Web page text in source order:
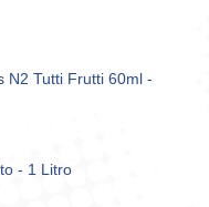
N2 Tutti Frutti 60ml -
- 1 Litro